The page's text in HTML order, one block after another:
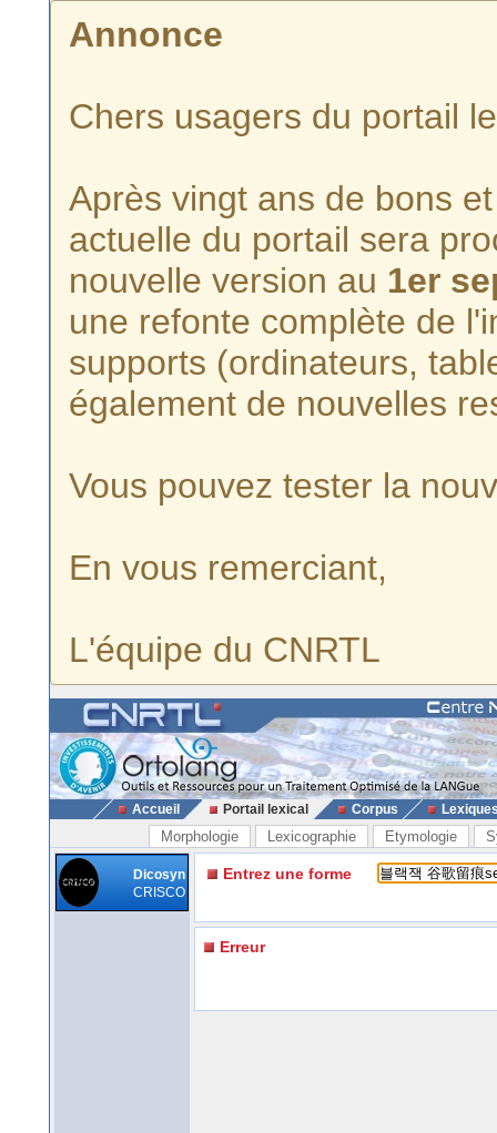
Annonce
Chers usagers du portail
Après vingt ans de bons
actuelle du portail sera
nouvelle version au 1er
une refonte complète de
supports (ordinateurs,
également de nouvelles
Vous pouvez tester la
En vous remerciant,
L'équipe du CNRTL
Accueil Portail lexical Corpus
Morphologie Lexicographie Etymologie
Dicosyn
CRISCO
Entrez une forme
Erreur